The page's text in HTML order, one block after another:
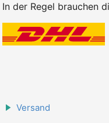
In der Regel brauchen
Versand